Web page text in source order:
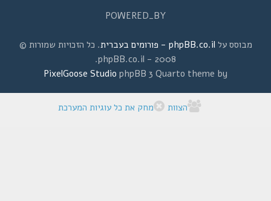
POWERED_BY
מבוסס עלphpBB.co.il - פורומים בעברית
. כל הזכויות שמורות ©
2008 - phpBB.co.il.
phpBB 3 Quarto theme by
PixelGoose Studio
הצוות מחק את כל עוגיות המערכת